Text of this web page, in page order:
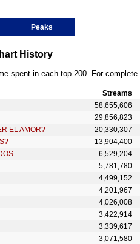
Peaks
History
spent in each top 200. For
Streams
58,655,606
29,856,823
EL AMOR?
20,330,307
13,904,400
6,529,204
5,781,780
4,499,152
4,201,967
4,026,008
3,422,914
3,339,617
3,071,580